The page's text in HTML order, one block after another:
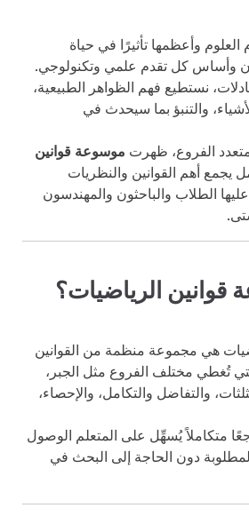
وأعظمها تأثيرًا في حياة
وأساس كل تقدم علمي وتكنولوجي.
نستطيع فهم الظواهر الطبيعية،
والتنبؤ بما سيحدث في
الفروع، ظهرت موسوعة قوانين
يجمع أهم القوانين والنظريات
الطلاب والباحثون والمهندسون
الرياضيات؟
هي مجموعة منظمة من القوانين
تُغطي مختلف الفروع مثل الجبر،
والتفاضل والتكامل، والإحصاء،
متكاملاً يُسهِّل على المتعلم الوصول
دون الحاجة إلى البحث في